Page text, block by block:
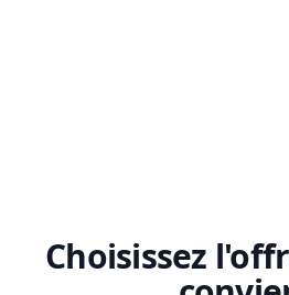
Choisissez